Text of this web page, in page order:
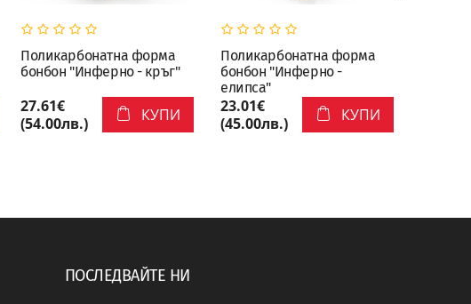
Поликарбонатна форма
бонбон "Инферно - кръг"
27.61€
(54.00лв.)
КУПИ
Поликарбонатна форма
бонбон "Инферно -
елипса"
23.01€
(45.00лв.)
КУПИ
ПОСЛЕДВАЙТЕ НИ